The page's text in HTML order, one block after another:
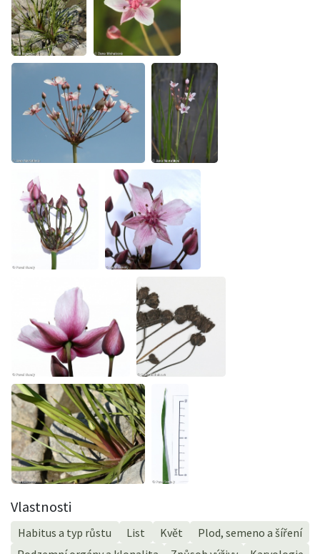
Vlastnosti
Habitus a typ růstu List Květ
Plod, semeno a šíření